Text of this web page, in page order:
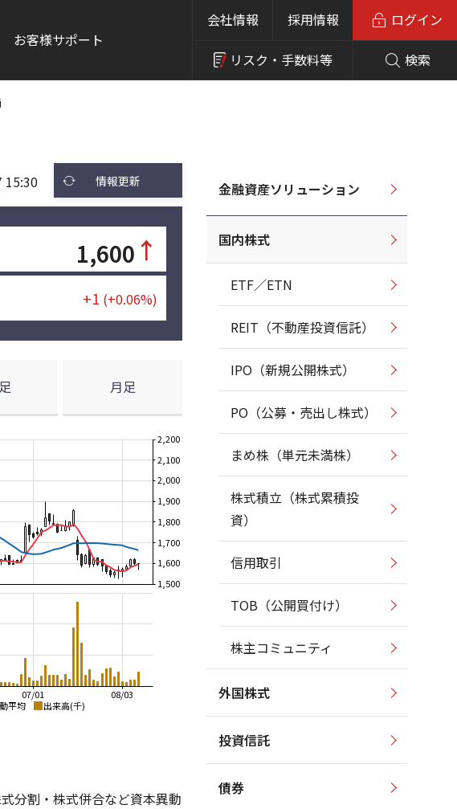
お客様サポート
会社情報 採用情報
リスク・ 手数料等 検索
ログイン
15:30 情報更新
1,600 ↑
+1 (+0.06%)
月足
平均 出来高(千)
08/03
07/01
1,500
1,600
1,700
1,800
1,900
2,000
2,100
2,200
2,000
3,000
分割・株式併合など資本異動
金融資産ソリューション
国内株式
ETF／ETN
REIT（不動産投資信託）
IPO（新規公開株式）
PO（公募・売出し株式）
まめ株（単元未満株）
株式積立（株式累積投
資）
信用取引
TOB（公開買付け）
株主コミュニティ
外国株式
投資信託
債券